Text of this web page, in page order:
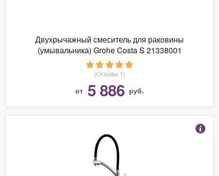
Двухрычажный смеситель для раковины
(умывальника) Grohe Costa S 21338001
(Отзывы 1)
от 5 886 руб.